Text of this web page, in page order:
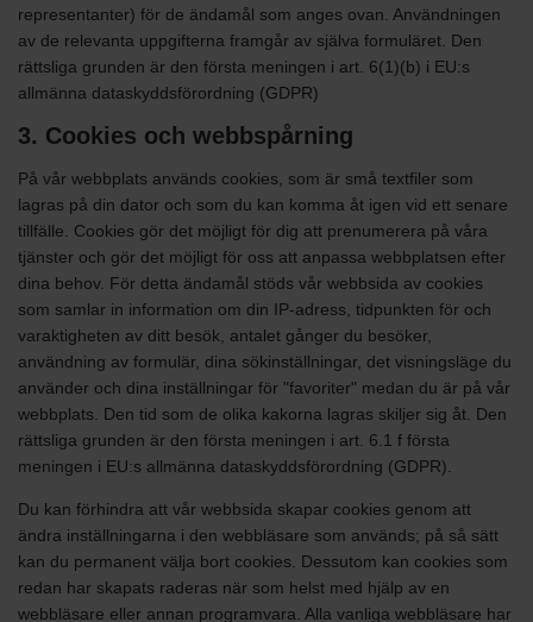
representanter) för de ändamål som anges ovan. Användningen
av de relevanta uppgifterna framgår av själva formuläret. Den
rättsliga grunden är den första meningen i art. 6(1)(b) i EU:s
allmänna dataskyddsförordning (GDPR)
3. Cookies och webbspårning
På vår webbplats används cookies, som är små textfiler som
lagras på din dator och som du kan komma åt igen vid ett senare
tillfälle. Cookies gör det möjligt för dig att prenumerera på våra
tjänster och gör det möjligt för oss att anpassa webbplatsen efter
dina behov. För detta ändamål stöds vår webbsida av cookies
som samlar in information om din IP-adress, tidpunkten för och
varaktigheten av ditt besök, antalet gånger du besöker,
användning av formulär, dina sökinställningar, det visningsläge du
använder och dina inställningar för "favoriter" medan du är på vår
webbplats. Den tid som de olika kakorna lagras skiljer sig åt. Den
rättsliga grunden är den första meningen i art. 6.1 f första
meningen i EU:s allmänna dataskyddsförordning (GDPR).
Du kan förhindra att vår webbsida skapar cookies genom att
ändra inställningarna i den webbläsare som används; på så sätt
kan du permanent välja bort cookies. Dessutom kan cookies som
redan har skapats raderas när som helst med hjälp av en
webbläsare eller annan programvara. Alla vanliga webbläsare har